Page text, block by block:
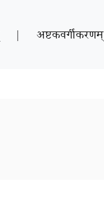
| अष्टकवर्गीकरणम्